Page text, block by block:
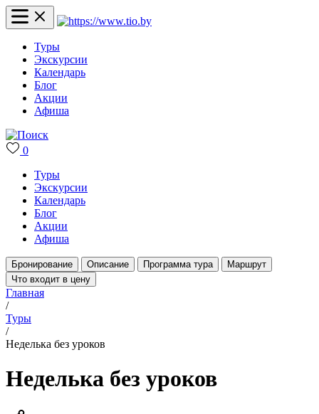
Туры
Экскурсии
Календарь
Блог
Акции
Афиша
0
Туры
Экскурсии
Календарь
Блог
Акции
Афиша
Бронирование Описание Программа тура
Маршрут
Что входит в цену
Главная
/
Туры
/
Неделька без уроков
Неделька без уроков